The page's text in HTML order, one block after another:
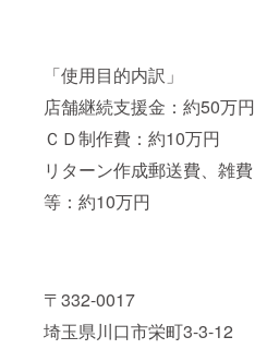
「使用目的内訳」
店舗継続支援金：約50万円
ＣＤ制作費：約10万円
リターン作成郵送費、雑費
等：約10万円
〒332-0017
埼玉県川口市栄町3-3-12